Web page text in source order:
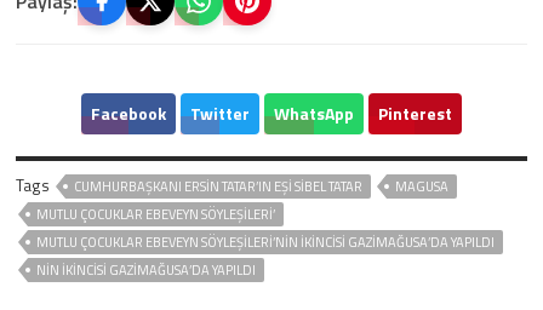
Facebook Twitter WhatsApp Pinterest
Tags CUMHURBAŞKANI ERSIN TATAR’IN EŞI SIBEL TATAR
MAGUSA
MUTLU ÇOCUKLAR EBEVEYN SÖYLEŞILERI’
MUTLU ÇOCUKLAR EBEVEYN SÖYLEŞILERI’NIN IKINCISI GAZIMAĞUSA’DA YAPILDI
NIN IKINCISI GAZIMAĞUSA’DA YAPILDI